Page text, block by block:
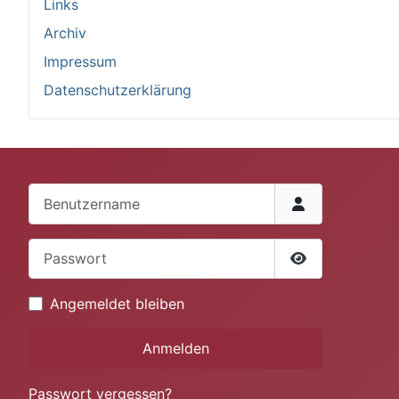
Links
Archiv
Impressum
Datenschutzerklärung
Passwort
Passwort
Angemeldet bleiben
Anmelden
Passwort vergessen?